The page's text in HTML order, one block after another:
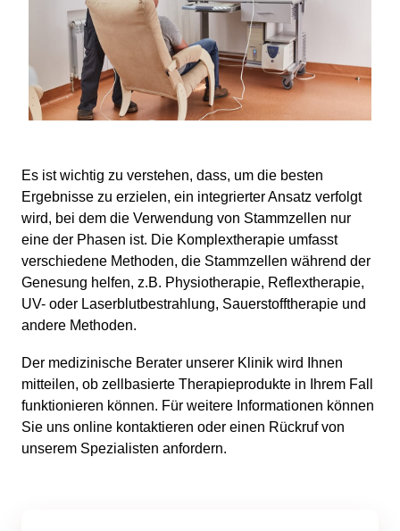
Es ist wichtig zu verstehen, dass, um die besten
Ergebnisse zu erzielen, ein integrierter Ansatz verfolgt
wird, bei dem die Verwendung von Stammzellen nur
eine der Phasen ist. Die Komplextherapie umfasst
verschiedene Methoden, die Stammzellen während der
Genesung helfen, z.B. Physiotherapie, Reflextherapie,
UV- oder Laserblutbestrahlung, Sauerstofftherapie und
andere Methoden.
Der medizinische Berater unserer Klinik wird Ihnen
mitteilen, ob zellbasierte Therapieprodukte in Ihrem Fall
funktionieren können. Für weitere Informationen können
Sie uns online kontaktieren oder einen Rückruf von
unserem Spezialisten anfordern.